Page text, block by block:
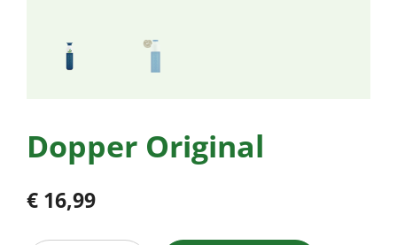
Dopper Original
€ 16,99